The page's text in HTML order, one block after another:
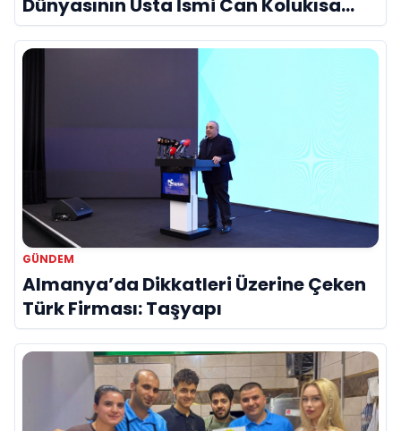
Hayatını Kaybetti
GÜNDEM
Almanya’da Dikkatleri Üzerine Çeken
Türk Firması: Taşyapı